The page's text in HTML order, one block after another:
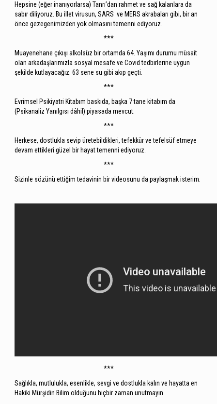
Hepsine (eğer inanıyorlarsa) Tanrı’dan rahmet ve sağ kalanlara da
sabır diliyoruz. Bu illet virusun, SARS ve MERS akrabaları gibi, bir an
önce gezegenimizden yok olmasını temenni ediyoruz.
***
Muayenehane çıkışı alkolsüz bir ortamda 64. Yaşımı durumu müsait
olan arkadaşlarımızla sosyal mesafe ve Covid tedbirlerine uygun
şekilde kutlayacağız. 63 sene su gibi akıp geçti.
***
Evrimsel Psikiyatri Kitabım baskıda, başka 7 tane kitabım da
(Psikanaliz Yanılgısı dâhil) piyasada mevcut.
***
Herkese, dostlukla sevip üretebildikleri, tefekkür ve tefelsüf etmeye
devam ettikleri güzel bir hayat temenni ediyoruz.
***
Sizinle sözünü ettiğim tedavinin bir videosunu da paylaşmak isterim.
***
Sağlıkla, mutlulukla, esenlikle, sevgi ve dostlukla kalın ve hayatta en
Hakiki Mürşidin Bilim olduğunu hiçbir zaman unutmayın.